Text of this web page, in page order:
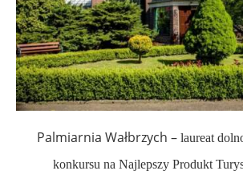
Palmiarnia Wałbrzych – laureat
konkursu na Najlepszy Produkt